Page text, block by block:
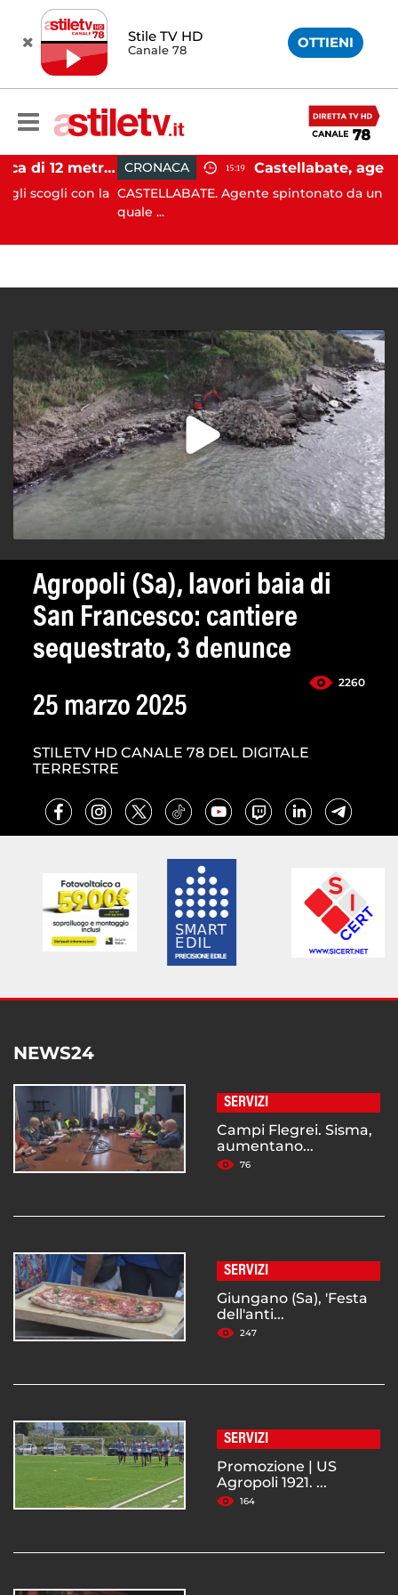
Stile TV HD
Canale 78 OTTIENI
Castellabate, barca di 12 metri resta incastrata sugli scogli: salvate 9 persone
con la
CRONACA 15:19
CASTELLABATE. Agente spintonato da un
Agropoli (Sa), lavori baia di
San Francesco: cantiere
sequestrato, 3 denunce
2260
25 marzo 2025
STILETV HD CANALE 78 DEL DIGITALE
TERRESTRE
NEWS24
SERVIZI
Campi Flegrei. Sisma,
aumentano...
76
SERVIZI
Giungano (Sa), 'Festa
dell'anti...
247
SERVIZI
Promozione | US
Agropoli 1921. ...
164